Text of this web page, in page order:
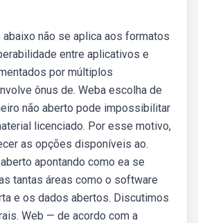
não se aplica aos formatos
entre aplicativos e
por múltiplos
ônus de. Weba escolha de
não aberto pode impossibilitar
licenciado. Por esse motivo,
as opções disponíveis ao.
apontando como ea se
tantas áreas como o software
e os dados abertos. Discutimos
Web — de acordo com a